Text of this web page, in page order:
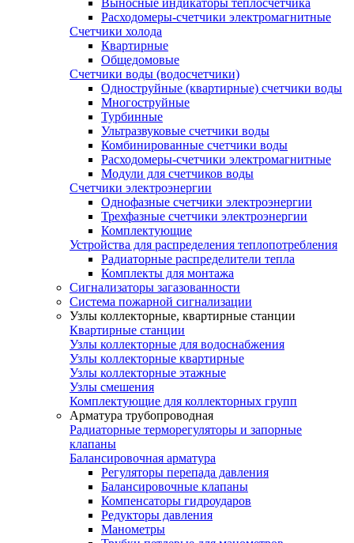
Выносные индикаторы теплосчетчика
Расходомеры-счетчики электромагнитные
Счетчики холода
Квартирные
Общедомовые
Счетчики воды (водосчетчики)
Одноструйные (квартирные) счетчики воды
Многоструйные
Турбинные
Ультразвуковые счетчики воды
Комбинированные счетчики воды
Расходомеры-счетчики электромагнитные
Модули для счетчиков воды
Счетчики электроэнергии
Однофазные счетчики электроэнергии
Трехфазные счетчики электроэнергии
Комплектующие
Устройства для распределения теплопотребления
Радиаторные распределители тепла
Комплекты для монтажа
Сигнализаторы загазованности
Система пожарной сигнализации
Узлы коллекторные, квартирные станции
Квартирные станции
Узлы коллекторные для водоснабжения
Узлы коллекторные квартирные
Узлы коллекторные этажные
Узлы смешения
Комплектующие для коллекторных групп
Арматура трубопроводная
Радиаторные терморегуляторы и запорные
клапаны
Балансировочная арматура
Регуляторы перепада давления
Балансировочные клапаны
Компенсаторы гидроударов
Редукторы давления
Манометры